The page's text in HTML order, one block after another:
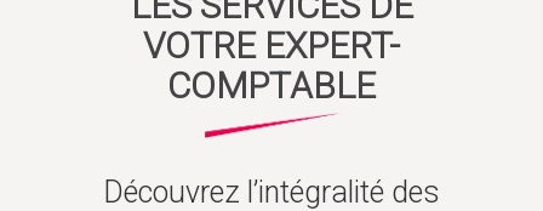
VOTRE EXPERT-
COMPTABLE
Découvrez l’intégralité des